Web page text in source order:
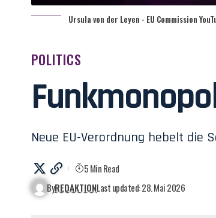
Ursula von der Leyen - EU Commission
POLITICS
Neue EU-Verordnung hebelt die
ByREDAKTIONLast updated: 28. Mai 2026
5 Min Read